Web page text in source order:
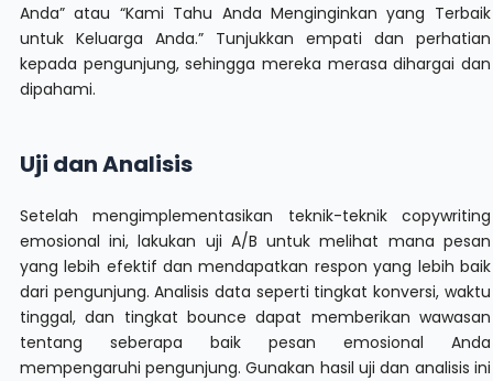
Anda” atau “Kami Tahu Anda Menginginkan yang Terbaik
untuk Keluarga Anda.” Tunjukkan empati dan perhatian
kepada pengunjung, sehingga mereka merasa dihargai dan
dipahami.
Uji dan Analisis
Setelah mengimplementasikan teknik-teknik copywriting
emosional ini, lakukan uji A/B untuk melihat mana pesan
yang lebih efektif dan mendapatkan respon yang lebih baik
dari pengunjung. Analisis data seperti tingkat konversi, waktu
tinggal, dan tingkat bounce dapat memberikan wawasan
tentang seberapa baik pesan emosional Anda
mempengaruhi pengunjung. Gunakan hasil uji dan analisis ini